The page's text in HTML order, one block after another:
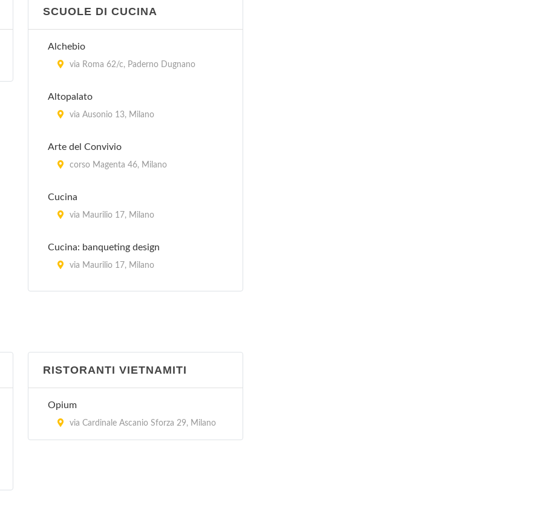
SCUOLE DI CUCINA
Alchebio
via Roma 62/c, Paderno Dugnano
Altopalato
via Ausonio 13, Milano
Arte del Convivio
corso Magenta 46, Milano
Cucina
via Maurilio 17, Milano
Cucina: banqueting design
via Maurilio 17, Milano
via Carlo Farini 70, Milano
RISTORANTI VIETNAMITI
Opium
via Cardinale Ascanio Sforza 29, Milano